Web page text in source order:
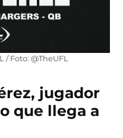
Foto: @TheUFL
jugador
que llega a